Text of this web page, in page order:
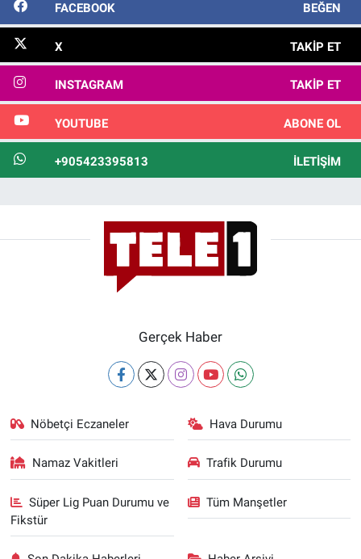
FACEBOOK BEĞEN
X TAKIP ET
INSTAGRAM TAKIP ET
YOUTUBE ABONE OL
+905423395813 İLETIŞIM
Gerçek Haber
Nöbetçi Eczaneler Hava Durumu
Namaz Vakitleri Trafik Durumu
Süper Lig Puan Durumu ve
Fikstür
Tüm Manşetler